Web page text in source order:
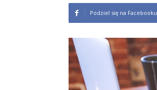
Podziel się na Facebooku